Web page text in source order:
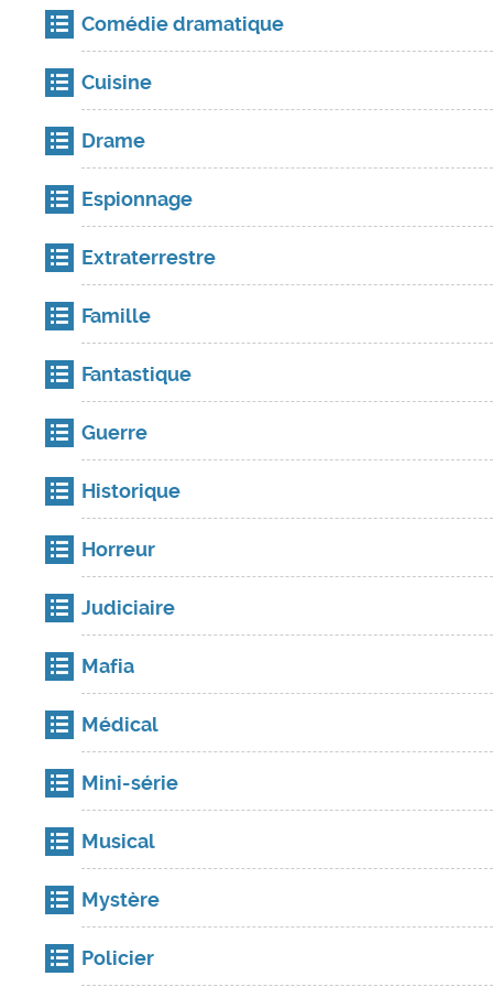
Comédie dramatique
Cuisine
Drame
Espionnage
Extraterrestre
Famille
Fantastique
Guerre
Historique
Horreur
Judiciaire
Mafia
Médical
Mini-série
Musical
Mystère
Policier